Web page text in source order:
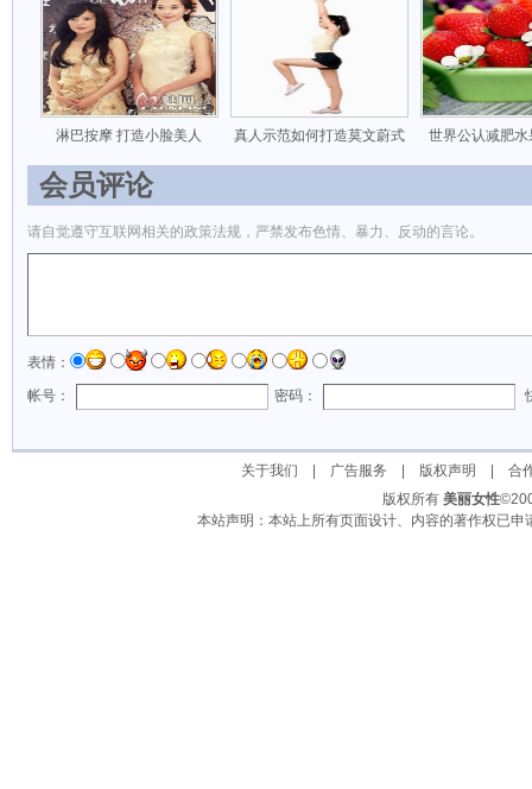
淋巴按摩 打造小脸美人 真人示范如何打造莫文蔚式 世界公认减肥水
会员评论
请自觉遵守互联网相关的政策法规，严禁发布色情、暴力、反动的言论。
表情：
帐号：
密码：
关于我们 广告服务 版权声明
合
版权所有 美丽女性
本站声明：本站上所有页面设计、内容的著作权已